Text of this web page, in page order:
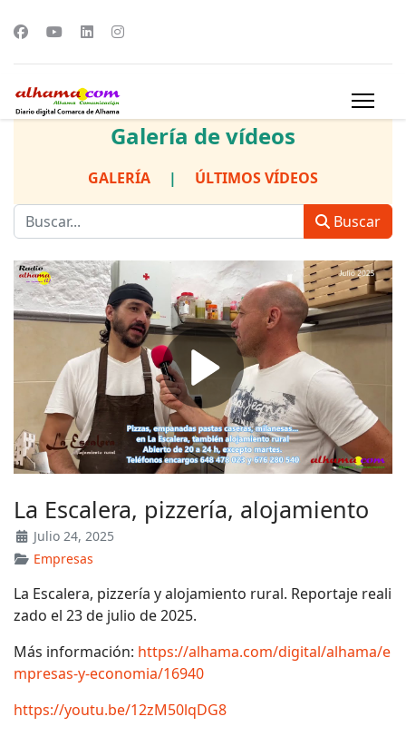
Galería de vídeos
GALERÍA | ÚLTIMOS VÍDEOS
Buscar
La Escalera, pizzería, alojamiento
Julio 24, 2025
Empresas
La Escalera, pizzería y alojamiento rural. Reportaje reali
zado el 23 de julio de 2025.
Más información: https://alhama.com/digital/alhama/e
mpresas-y-economia/16940
https://youtu.be/12zM50lqDG8